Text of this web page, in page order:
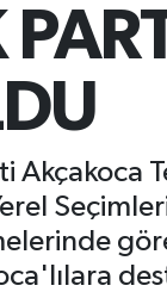
Akçakoca